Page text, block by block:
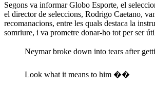
Segons va informar Globo Esporte, el
el director de seleccions, Rodrigo Caetano,
recomanacions, entre les quals destaca la
somriure, i va prometre donar-ho tot per ser
Neymar broke down into tears after
Look what it means to him ��